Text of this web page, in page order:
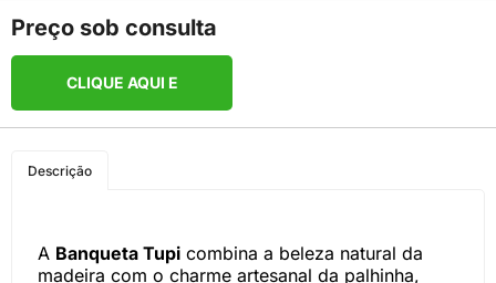
Preço sob consulta
CLIQUE AQUI E
Descrição
A Banqueta Tupi combina a beleza natural da
madeira com o charme artesanal da palhinha,